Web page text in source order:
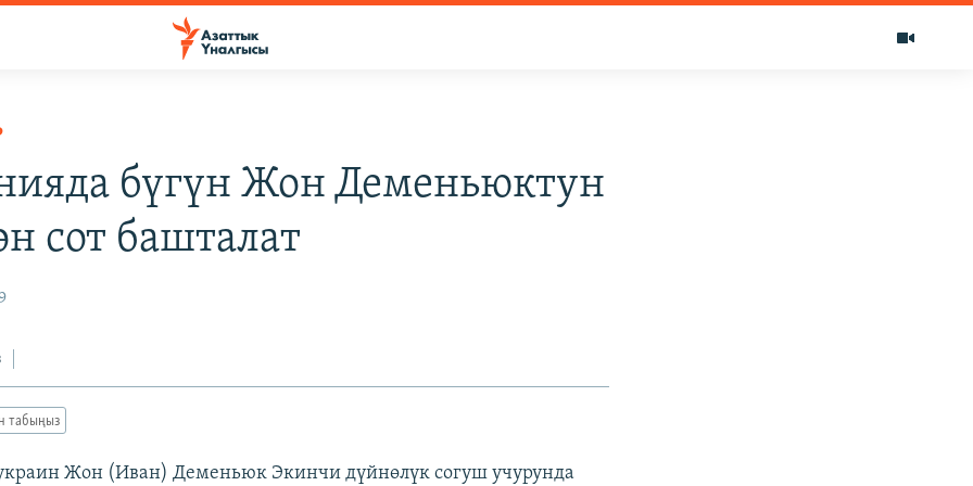
бүгүн Жон Деменьюктун
сот башталат
табыңыз
Жон (Иван) Деменьюк Экинчи дүйнөлүк согуш учурунда